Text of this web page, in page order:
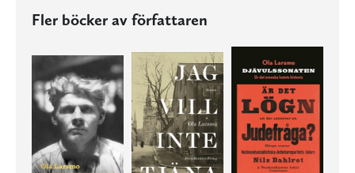
Fler böcker av författaren